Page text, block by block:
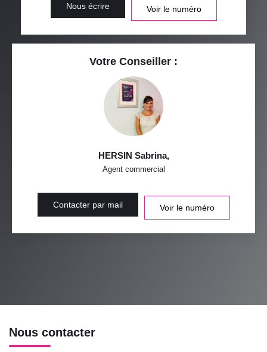
Nous écrire Voir le numéro
Votre Conseiller :
HERSIN Sabrina,
Agent commercial
Contacter par mail Voir le numéro
Nous contacter